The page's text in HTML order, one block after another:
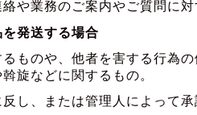
や業務のご案内やご質問に
発送する場合
ものや、他者を害する行為
旋などに関するもの。
し、または管理人によって